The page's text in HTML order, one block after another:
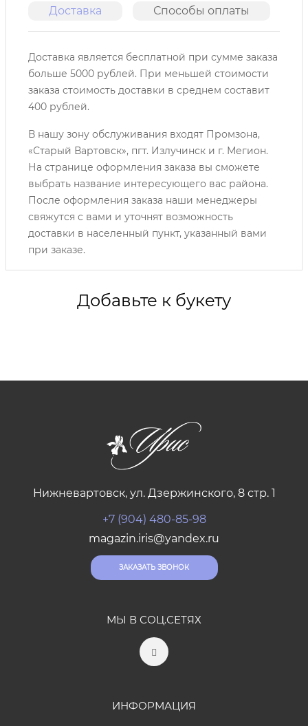
Доставка Способы оплаты
Доставка является бесплатной при сумме заказа
больше 5000 рублей. При меньшей стоимости
заказа стоимость доставки в среднем составит
400 рублей.
В нашу зону обслуживания входят Промзона,
«Старый Вартовск», пгт. Излучинск и г. Мегион.
На странице оформления заказа вы сможете
выбрать название интересующего вас района.
После оформления заказа наши менеджеры
свяжутся с вами и уточнят возможность
доставки в населенный пункт, указанный вами
при заказе.
Добавьте к букету
Нижневартовск, ул. Дзержинского, 8 стр. 1
+7 (904) 480-85-98
magazin.iris@yandex.ru
ЗАКАЗАТЬ ЗВОНОК
МЫ В СОЦ.СЕТЯХ
ИНФОРМАЦИЯ